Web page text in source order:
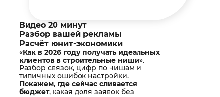
Видео 20 минут
Разбор вашей рекламы
Расчёт юнит-экономики
«Как в 2026 году получать идеальных
клиентов в строительные ниши».
Разбор связок, цифр по нишам и
типичных ошибок настройки.
Покажем, где сейчас сливается
бюджет, какая доля заявок без